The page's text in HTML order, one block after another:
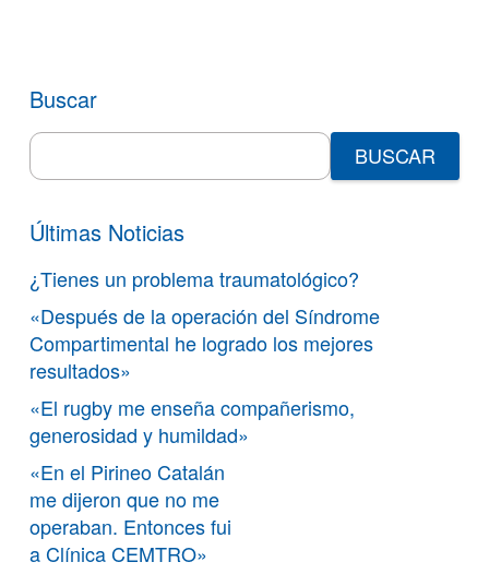
Buscar
Search
for:
Últimas Noticias
¿Tienes un problema traumatológico?
«Después de la operación del Síndrome
Compartimental he logrado los mejores
resultados»
«El rugby me enseña compañerismo,
generosidad y humildad»
«En el Pirineo Catalán
me dijeron que no me
operaban. Entonces fui
a Clínica CEMTRO»